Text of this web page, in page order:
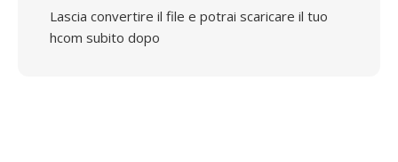
Lascia convertire il file e potrai scaricare il tuo
hcom subito dopo